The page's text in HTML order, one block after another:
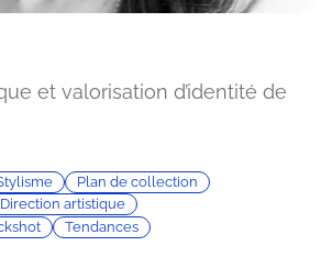
et valorisation d’identité de
Plan de collection
Direction artistique
Tendances